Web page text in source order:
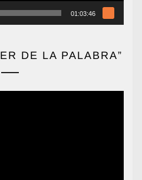
01:03:46
DE LA PALABRA”